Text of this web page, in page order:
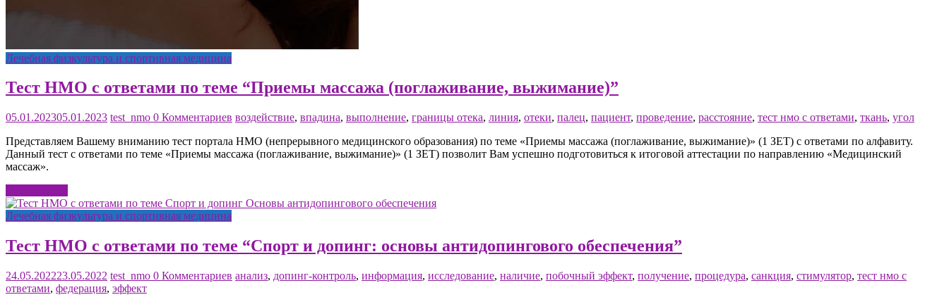
Лечебная физкультура и спортивная медицина
Тест НМО с ответами по теме “Приемы массажа (поглаживание, выжимание)”
05.01.202305.01.2023 test_nmo 0 Комментариев воздействие, впадина, выполнение, границы отека, линия, отеки, палец, пациент, проведение, расстояние, тест нмо с ответами, ткань, угол
Представляем Вашему вниманию тест портала НМО (непрерывного медицинского образования) по теме «Приемы массажа (поглаживание, выжимание)» (1 ЗЕТ) с ответами по алфавиту.
Данный тест с ответами по теме «Приемы массажа (поглаживание, выжимание)» (1 ЗЕТ) позволит Вам успешно подготовиться к итоговой аттестации по направлению «Медицинский
массаж».
Лечебная физкультура и спортивная медицина
Тест НМО с ответами по теме “Спорт и допинг: основы антидопингового обеспечения”
24.05.202223.05.2022 test_nmo 0 Комментариев анализ, допинг-контроль, информация, исследование, наличие, побочный эффект, получение, процедура, санкция, стимулятор, тест нмо с
ответами, федерация, эффект